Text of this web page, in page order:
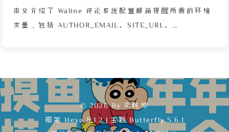
本文介绍了 Waline 评论系统配置邮箱提醒所需的环境
变量，包括 AUTHOR_EMAIL、SITE_URL、
也可使用域名邮箱；同时提醒在 Vercel 或 Docker 部
署时，环境变量的写法差异——Docker 版 docker-
compose.yml 中值不能带引号。全文旨在帮助已搭建好
Waline 的用户快速完成邮件通知配置，避免遗漏关键
© 2026 By 梁栋烨
框架Hexo 8.1.2 | 主题Butterfly 5.6.1